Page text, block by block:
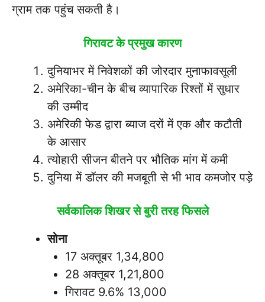
ग्राम तक पहुंच सकती है।
गिरावट के प्रमुख कारण
दुनियाभर में निवेशकों की जोरदार मुनाफावसूली
अमेरिका-चीन के बीच व्यापारिक रिश्तों में सुधार
की उम्मीद
अमेरिकी फेड द्वारा ब्याज दरों में एक और कटौती
के आसार
त्योहारी सीजन बीतने पर भौतिक मांग में कमी
दुनिया में डॉलर की मजबूती से भी भाव कमजोर पड़े
सर्वकालिक शिखर से बुरी तरह फिसले
सोना
17 अक्तूबर 1,34,800
28 अक्तूबर 1,21,800
गिरावट 9.6% 13,000